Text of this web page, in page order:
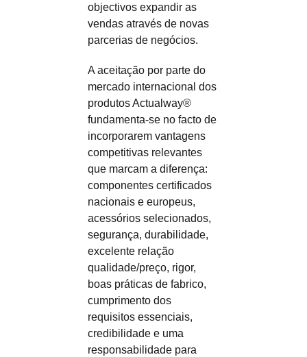
objectivos expandir as
vendas através de novas
parcerias de negócios.
A aceitação por parte do
mercado internacional dos
produtos Actualway®
fundamenta-se no facto de
incorporarem vantagens
competitivas relevantes
que marcam a diferença:
componentes certificados
nacionais e europeus,
acessórios selecionados,
segurança, durabilidade,
excelente relação
qualidade/preço, rigor,
boas práticas de fabrico,
cumprimento dos
requisitos essenciais,
credibilidade e uma
responsabilidade para